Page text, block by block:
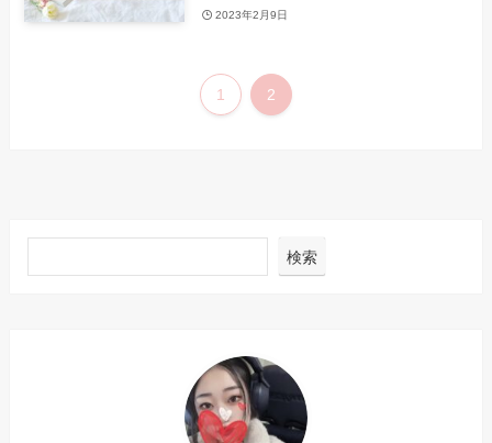
2023年2月9日
1 2
検索